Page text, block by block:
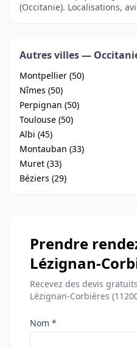
(Occitanie). Localisations,
Autres villes —
Montpellier (50)
Nîmes (50)
Perpignan (50)
Toulouse (50)
Albi (45)
Montauban (33)
Muret (33)
Béziers (29)
Prendre
Lézignan-
Recevez des devis
Lézignan-Corbières
Nom *